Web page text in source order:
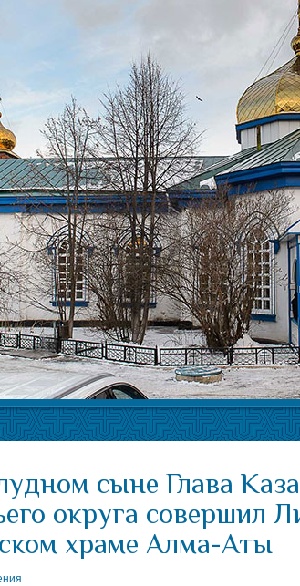
сыне Глава
округа совершил
храме Алма-Аты